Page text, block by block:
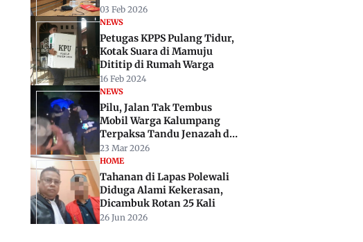
03 Feb 2026
NEWS
Petugas KPPS Pulang Tidur,
Kotak Suara di Mamuju
Dititip di Rumah Warga
16 Feb 2024
NEWS
Pilu, Jalan Tak Tembus
Mobil Warga Kalumpang
Terpaksa Tandu Jenazah di
Gelap Malam
23 Mar 2026
HOME
Tahanan di Lapas Polewali
Diduga Alami Kekerasan,
Dicambuk Rotan 25 Kali
26 Jun 2026